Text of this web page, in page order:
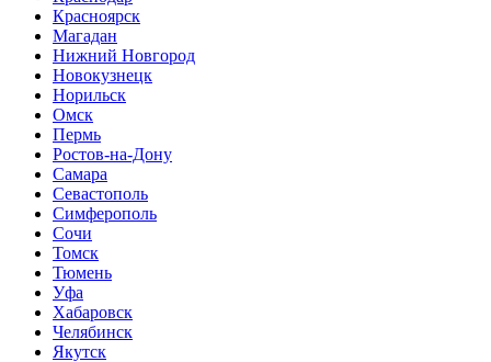
Красноярск
Магадан
Нижний Новгород
Новокузнецк
Норильск
Омск
Пермь
Ростов-на-Дону
Самара
Севастополь
Симферополь
Сочи
Томск
Тюмень
Уфа
Хабаровск
Челябинск
Якутск